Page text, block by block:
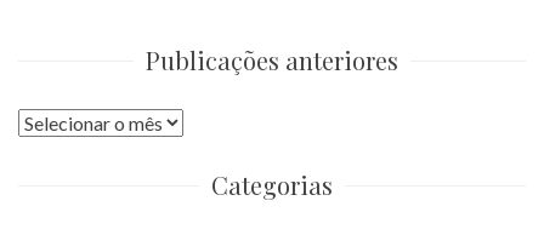
Publicações anteriores
Publicações
Categorias